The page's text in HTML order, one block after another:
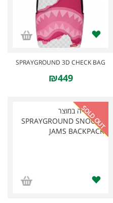
SPRAYGROUND 3D CHECK BAG
₪449
SOLD OUT